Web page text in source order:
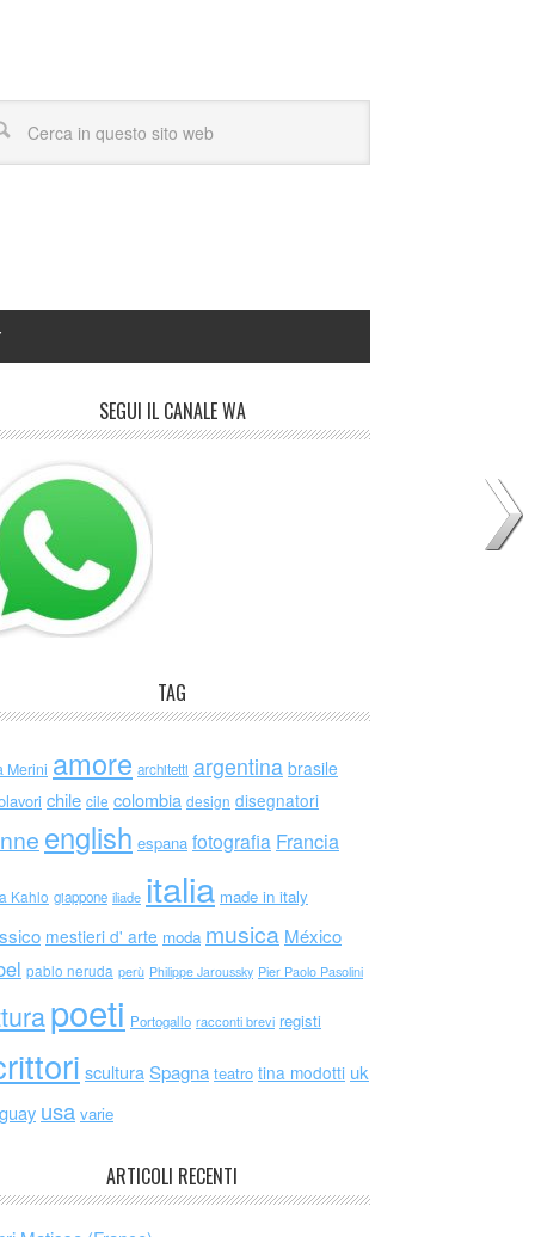
SEGUI IL CANALE WA
TAG
Merini amore architetti argentina brasile
chile cile colombia design disegnatori
english espana fotografia Francia
Kahlo giappone iliade italia made in italy
mestieri d' arte moda musica México
pablo neruda perù Philippe Jaroussky Pier Paolo Pasolini
poeti Portogallo racconti brevi registi
scultura Spagna teatro tina modotti uk
usa varie
ARTICOLI RECENTI